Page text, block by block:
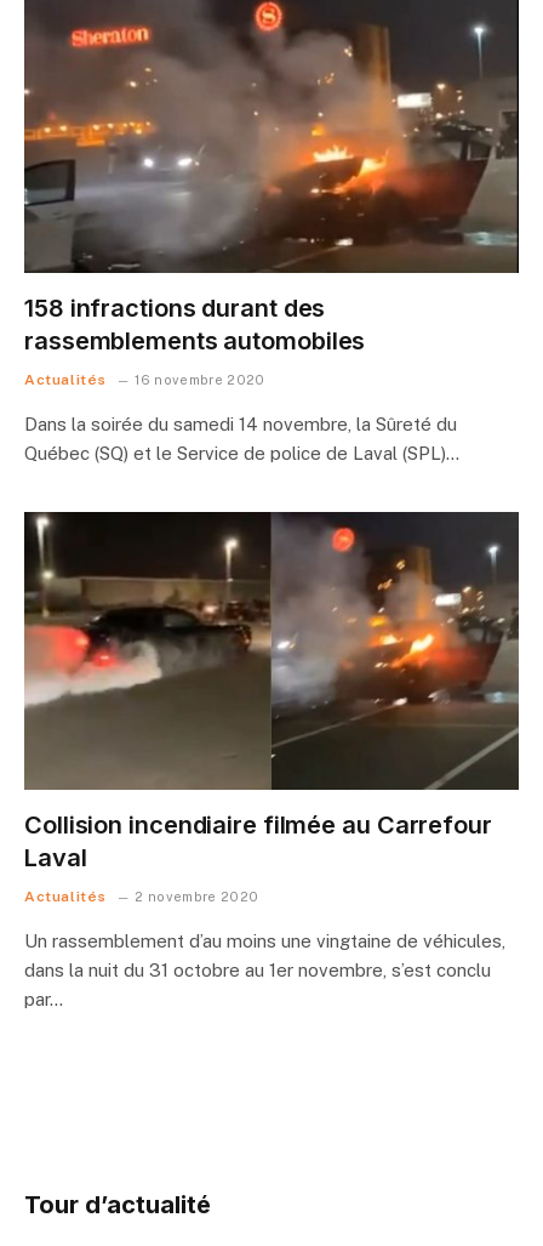
158 infractions durant des
rassemblements automobiles
Actualités 16 novembre 2020
Dans la soirée du samedi 14 novembre, la Sûreté du
Québec (SQ) et le Service de police de Laval (SPL)…
Collision incendiaire filmée au Carrefour
Laval
Actualités 2 novembre 2020
Un rassemblement d’au moins une vingtaine de véhicules,
dans la nuit du 31 octobre au 1er novembre, s’est conclu
par…
Tour d’actualité